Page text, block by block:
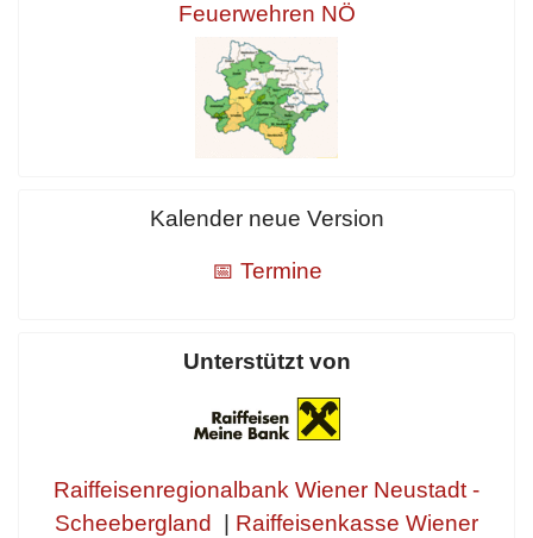
Feuerwehren NÖ
Kalender neue Version
📅 Termine
Unterstützt von
Raiffeisenregionalbank Wiener Neustadt -
Scheebergland
Raiffeisenkasse Wiener